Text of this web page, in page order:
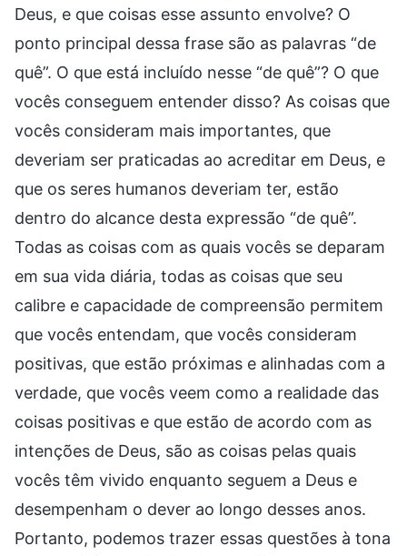
Deus, e que coisas esse assunto envolve? O
ponto principal dessa frase são as palavras “de
quê”. O que está incluído nesse “de quê”? O que
vocês conseguem entender disso? As coisas que
vocês consideram mais importantes, que
deveriam ser praticadas ao acreditar em Deus, e
que os seres humanos deveriam ter, estão
dentro do alcance desta expressão “de quê”.
Todas as coisas com as quais vocês se deparam
em sua vida diária, todas as coisas que seu
calibre e capacidade de compreensão permitem
que vocês entendam, que vocês consideram
positivas, que estão próximas e alinhadas com a
verdade, que vocês veem como a realidade das
coisas positivas e que estão de acordo com as
intenções de Deus, são as coisas pelas quais
vocês têm vivido enquanto seguem a Deus e
desempenham o dever ao longo desses anos.
Portanto, podemos trazer essas questões à tona